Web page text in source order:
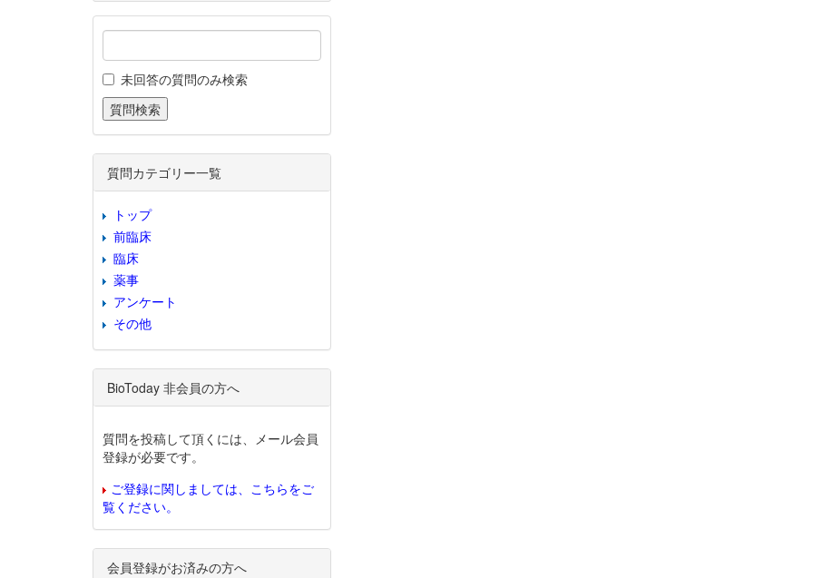
未回答の質問のみ検索
質問カテゴリー一覧
トップ
前臨床
臨床
薬事
アンケート
その他
BioToday 非会員の方へ
質問を投稿して頂くには、メール会員
登録が必要です。
ご登録に関しましては、こちらをご
覧ください。
会員登録がお済みの方へ